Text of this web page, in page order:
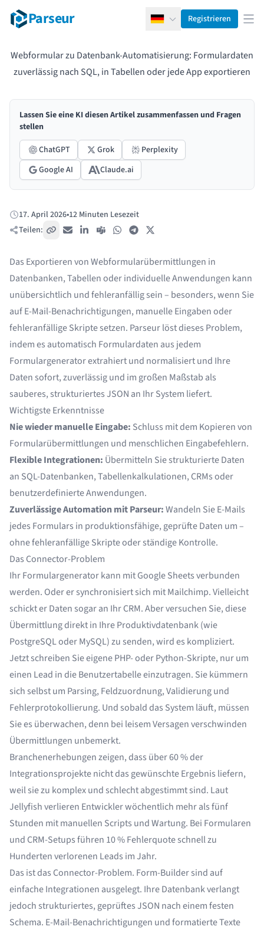
Parseur DeutschRegistrieren
Webformular zu Datenbank-Automatisierung: Formulardaten
zuverlässig nach SQL, in Tabellen oder jede App exportieren
Lassen Sie eine KI diesen Artikel zusammenfassen und Fragen
stellen
ChatGPT
Grok
Perplexity
Google AI
Claude.ai
Veröffentlicht:
17. April 2026•12 Minuten Lesezeit
Teilen:
Link kopieren
E-Mail LinkedIn
Teams WhatsAppTelegram
Das Exportieren von Webformularübermittlungen in
Datenbanken, Tabellen oder individuelle Anwendungen kann
unübersichtlich und fehleranfällig sein – besonders, wenn Sie
auf E-Mail-Benachrichtigungen, manuelle Eingaben oder
fehleranfällige Skripte setzen. Parseurlöst dieses Problem,
indem es automatisch Formulardaten aus jedem
Formulargenerator extrahiert und normalisiert und Ihre
Daten sofort, zuverlässig und im großen Maßstab als
sauberes, strukturiertes JSON an Ihr System liefert.
Wichtigste Erkenntnisse
Nie wieder manuelle Eingabe: Schluss mit dem Kopieren von
Formularübermittlungen und menschlichen Eingabefehlern.
Flexible Integrationen: Übermitteln Sie strukturierte Daten
an SQL-Datenbanken, Tabellenkalkulationen, CRMs oder
benutzerdefinierte Anwendungen.
Zuverlässige Automation mit Parseur:Wandeln Sie E-Mails
jedes Formulars in produktionsfähige, geprüfte Daten um –
ohne fehleranfällige Skripte oder ständige Kontrolle.
Das Connector-Problem
Ihr Formulargenerator kann mit Google Sheets verbunden
werden. Oder er synchronisiert sich mit Mailchimp. Vielleicht
schickt er Daten sogar an Ihr CRM. Aber versuchen Sie, diese
Übermittlung direkt in Ihre Produktivdatenbank (wie
PostgreSQL oder MySQL) zu senden, wird es kompliziert.
Jetzt schreiben Sie eigene PHP- oder Python-Skripte, nur um
einen Lead in die Benutzertabelle einzutragen. Sie kümmern
sich selbst um Parsing, Feldzuordnung, Validierung und
Fehlerprotokollierung. Und sobald das System läuft, müssen
Sie es überwachen, denn bei leisem Versagen verschwinden
Übermittlungen unbemerkt.
Branchenerhebungen zeigen, dass über 60 % der
Integrationsprojekte nicht das gewünschte Ergebnis liefern,
weil sie zu komplex und schlecht abgestimmt sind. Laut
Jellyfishverlieren Entwickler wöchentlich mehr als fünf
Stunden mit manuellen Scripts und Wartung. Bei Formularen
und CRM-Setups führen 10 % Fehlerquoteschnell zu
Hunderten verlorenen Leads im Jahr.
Das ist das Connector-Problem. Form-Builder sind auf
einfache Integrationen ausgelegt. Ihre Datenbank verlangt
jedoch strukturiertes, geprüftes JSON nach einem festen
Schema. E-Mail-Benachrichtigungen und formatierte Texte